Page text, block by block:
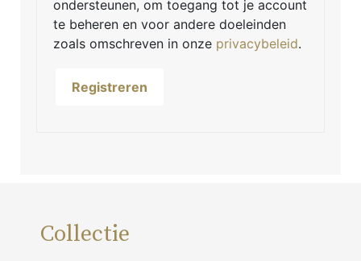
ondersteunen, om toegang tot je account
te beheren en voor andere doeleinden
zoals omschreven in onze privacybeleid.
Registreren
Collectie